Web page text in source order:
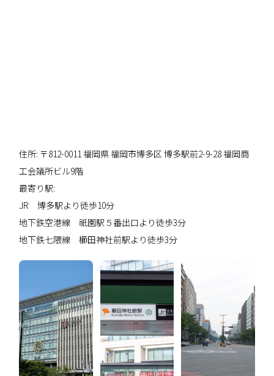
住所: 〒812-0011 福岡県 福岡市博多区 博多駅前2-9-28 福岡商
工会議所ビル9階
最寄り駅:
JR 博多駅より徒歩10分
地下鉄空港線 祇園駅５番出口より徒歩3分
地下鉄七隈線 櫛田神社前駅より徒歩3分